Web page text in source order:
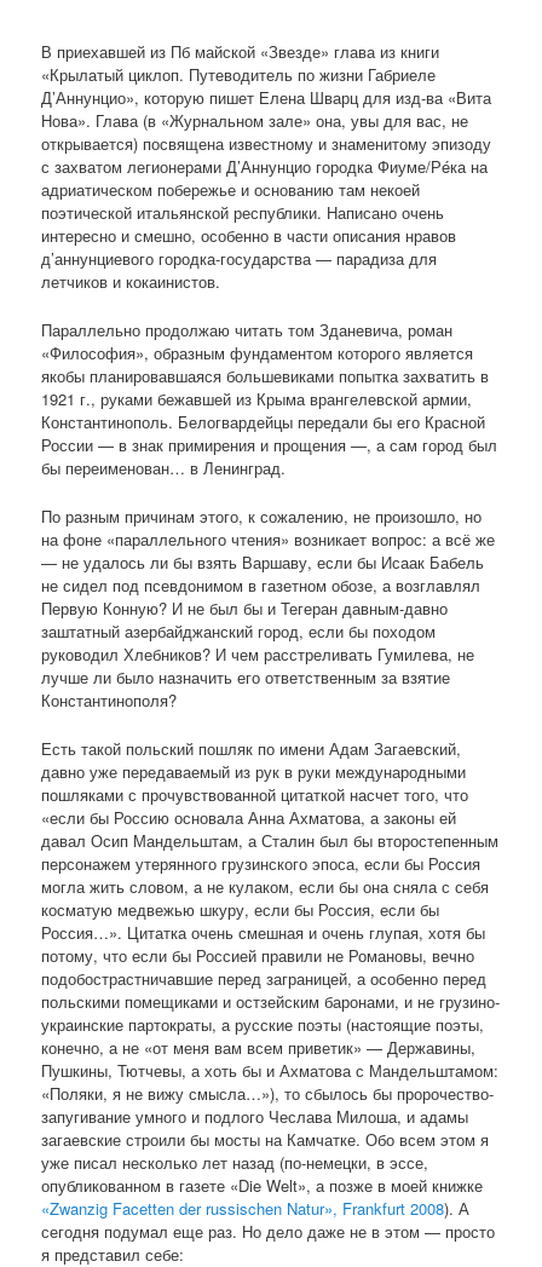
В приехавшей из Пб майской «Звезде» глава из книги
«Крылатый циклоп. Путеводитель по жизни Габриеле
Д’Аннунцио», которую пишет Елена Шварц для изд-ва «Вита
Нова». Глава (в «Журнальном зале» она, увы для вас, не
открывается) посвящена известному и знаменитому эпизоду
с захватом легионерами Д’Аннунцио городка Фиуме/Рéка на
адриатическом побережье и основанию там некоей
поэтической итальянской республики. Написано очень
интересно и смешно, особенно в части описания нравов
д’аннунциевого городка-государства — парадиза для
летчиков и кокаинистов.
Параллельно продолжаю читать том Зданевича, роман
«Философия», образным фундаментом которого является
якобы планировавшаяся большевиками попытка захватить в
1921 г., руками бежавшей из Крыма врангелевской армии,
Константинополь. Белогвардейцы передали бы его Красной
России — в знак примирения и прощения —, а сам город был
бы переименован… в Ленинград.
По разным причинам этого, к сожалению, не произошло, но
на фоне «параллельного чтения» возникает вопрос: а всё же
— не удалось ли бы взять Варшаву, если бы Исаак Бабель
не сидел под псевдонимом в газетном обозе, а возглавлял
Первую Конную? И не был бы и Тегеран давным-давно
заштатный азербайджанский город, если бы походом
руководил Хлебников? И чем расстреливать Гумилева, не
лучше ли было назначить его ответственным за взятие
Константинополя?
Есть такой польский пошляк по имени Адам Загаевский,
давно уже передаваемый из рук в руки международными
пошляками с прочувствованной цитаткой насчет того, что
«если бы Россию основала Анна Ахматова, а законы ей
давал Осип Мандельштам, а Сталин был бы второстепенным
персонажем утерянного грузинского эпоса, если бы Россия
могла жить словом, а не кулаком, если бы она сняла с себя
косматую медвежью шкуру, если бы Россия, если бы
Россия…». Цитатка очень смешная и очень глупая, хотя бы
потому, что если бы Россией правили не Романовы, вечно
подобострастничавшие перед заграницей, а особенно перед
польскими помещиками и остзейским баронами, и не грузино-
украинские партократы, а русские поэты (настоящие поэты,
конечно, а не «от меня вам всем приветик» — Державины,
Пушкины, Тютчевы, а хоть бы и Ахматова с Мандельштамом:
«Поляки, я не вижу смысла…»), то сбылось бы пророчество-
запугивание умного и подлого Чеслава Милоша, и адамы
загаевские строили бы мосты на Камчатке. Обо всем этом я
уже писал несколько лет назад (по-немецки, в эссе,
опубликованном в газете «Die Welt», а позже в моей книжке
«Zwanzig Facetten der russischen Natur», Frankfurt 2008). А
сегодня подумал еще раз. Но дело даже не в этом — просто
я представил себе: